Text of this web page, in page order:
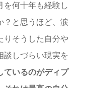
を何十年も経験し
？と思うほど、涙
りそうした自分や
談しづらい現実を
ているのがディプ